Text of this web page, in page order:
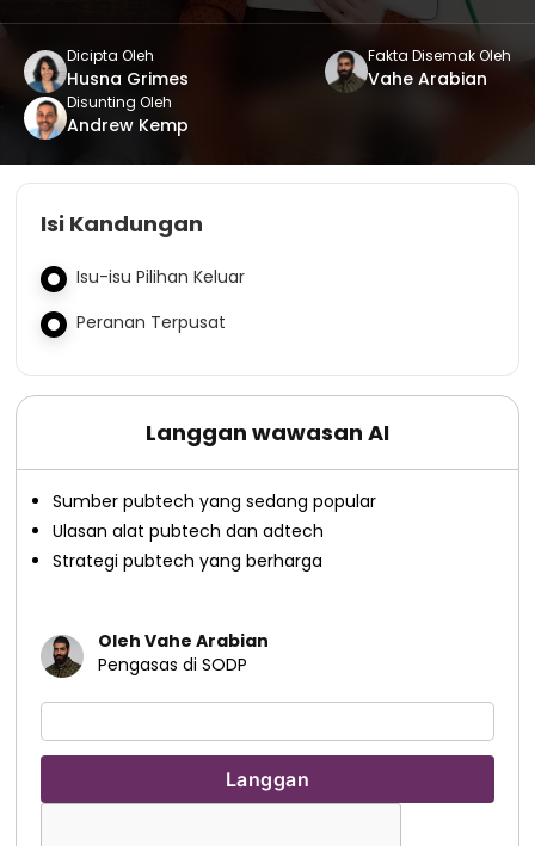
Dicipta Oleh
Husna Grimes
Fakta Disemak Oleh
Vahe Arabian
Disunting Oleh
Andrew Kemp
Isi Kandungan
Isu-isu Pilihan Keluar
Peranan Terpusat
Langgan wawasan AI
Sumber pubtech yang sedang popular
Ulasan alat pubtech dan adtech
Strategi pubtech yang berharga
Oleh Vahe Arabian
Pengasas di SODP